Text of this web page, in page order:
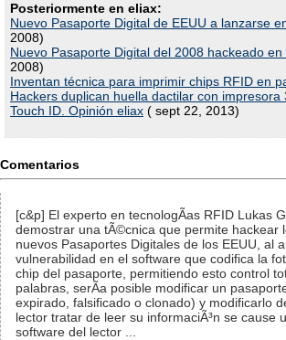
Posteriormente en eliax:
Nuevo Pasaporte Digital de EEUU a lanzarse
2008)
Nuevo Pasaporte Digital del 2008 hackeado en
2008)
Inventan técnica para imprimir chips RFID en
Hackers duplican huella dactilar con impresora
Touch ID. Opinión eliax ( sept 22, 2013)
Comentarios
[c&p] El experto en tecnologÃ­as RFID Lukas
demostrar una tÃ©cnica que permite hackear
nuevos Pasaportes Digitales de los EEUU, al
vulnerabilidad en el software que codifica la
chip del pasaporte, permitiendo esto control
palabras, serÃ­a posible modificar un
expirado, falsificado o clonado) y modificarlo
lector tratar de leer su informaciÃ³n se cause
software del lector ...